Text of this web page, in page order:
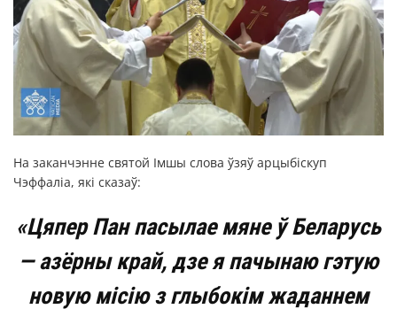
На заканчэнне святой Імшы слова ўзяў арцыбіскуп
Чэффаліа, які сказаў:
«Цяпер Пан пасылае мяне ў Беларусь
— азёрны край, дзе я пачынаю гэтую
новую місію з глыбокім жаданнем